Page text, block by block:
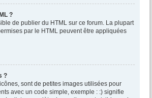
?
de publier du HTML sur ce forum. La plupart
par le HTML peuvent être appliquées
?
sont de petites images utilisées pour
avec un code simple, exemple : :) signifie